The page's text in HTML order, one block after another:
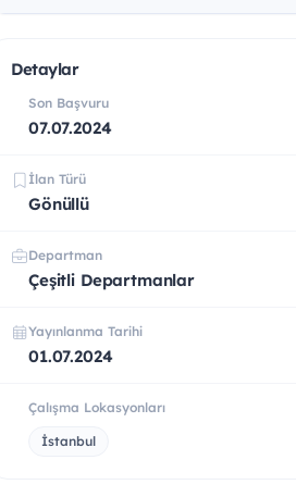
Detaylar
Son Başvuru
07.07.2024
İlan Türü
Gönüllü
Departman
Çeşitli Departmanlar
Yayınlanma Tarihi
01.07.2024
Çalışma Lokasyonları
İstanbul